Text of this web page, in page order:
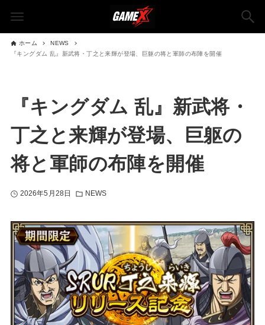
ホーム
NEWS
『キングダム 乱』新武将・丁之と来輝が登場、巨躯の将と軍師の布陣を開催
『キングダム 乱』新武将・
丁之と来輝が登場、巨躯の
将と軍師の布陣を開催
2026年5月28日 NEWS